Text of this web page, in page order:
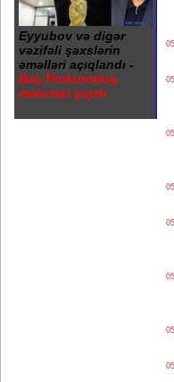
Eyyubov və digər
vəzifəli şəxslərin
əməlləri açıqlandı -
Baş Prokurorluq
məlumat yaydı